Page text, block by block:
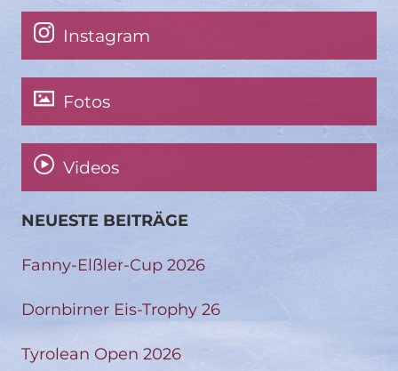
Instagram
Fotos
Videos
NEUESTE BEITRÄGE
Fanny-Elßler-Cup 2026
Dornbirner Eis-Trophy 26
Tyrolean Open 2026